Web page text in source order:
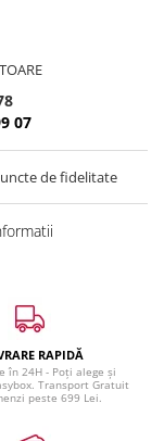
07
de fidelitate
RAPIDĂ
în 24H - Poți alege și
Transport Gratuit
peste 699 Lei.